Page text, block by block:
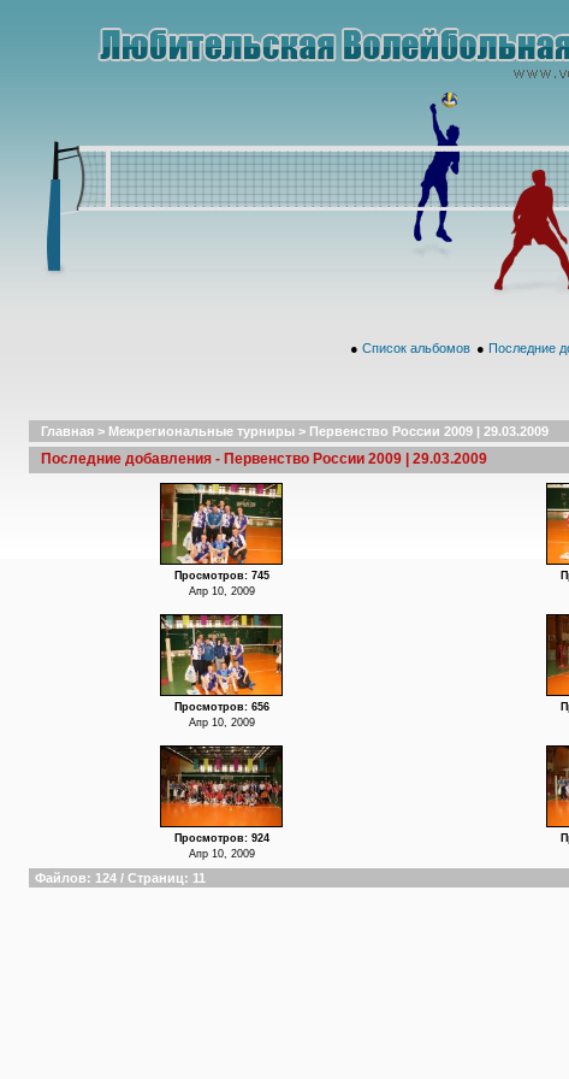
● Список альбомов ● Последние
Главная > Межрегиональные турниры > Первенство России 2009 | 29.03.2009
Последние добавления - Первенство России 2009 | 29.03.2009
Просмотров: 745
Апр 10, 2009
Просмотров: 656
Апр 10, 2009
Просмотров: 924
Апр 10, 2009
Файлов: 124 / Страниц: 11